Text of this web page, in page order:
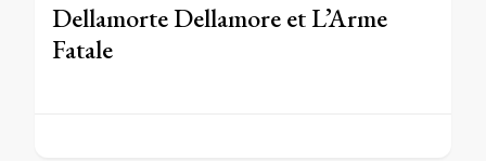
Dellamorte Dellamore et L’Arme
Fatale